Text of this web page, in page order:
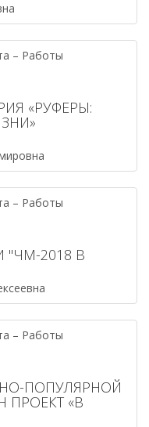
– Работы
«РУФЕРЫ:
– Работы
"ЧМ-2018 В
– Работы
ПОПУЛЯРНОЙ
ПРОЕКТ «В